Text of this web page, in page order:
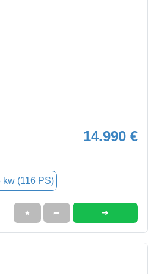
14.990 €
kw (116 PS)
★ ➦ ➜